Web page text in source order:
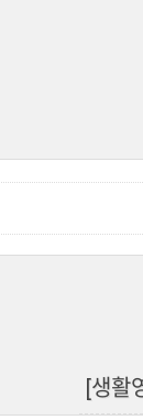
[생활